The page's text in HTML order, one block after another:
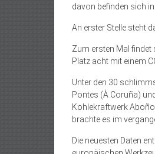
davon befinden sich
An erster Stelle steht
Zum ersten Mal
Platz acht mit einem
Unter den 30
Pontes (À Coruña)
Kohlekraftwerk
brachte es im
Die neuesten Daten